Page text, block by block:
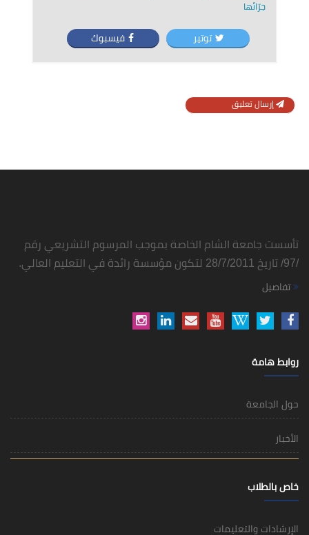
جرّائها
توتير فيسبوك
إرسال تعليق
تأسست جامعة الشام الخاصة بموجب المرسوم التشريعي رقم
/97/ تاريخ 28/7/2011 لتكون مؤسسة رائدة في التعليم العالي.
تفاصيل
روابط هامة
حول الجامعة
الأخبار
خاص بالطلاب
الإرشادات والتعليمات